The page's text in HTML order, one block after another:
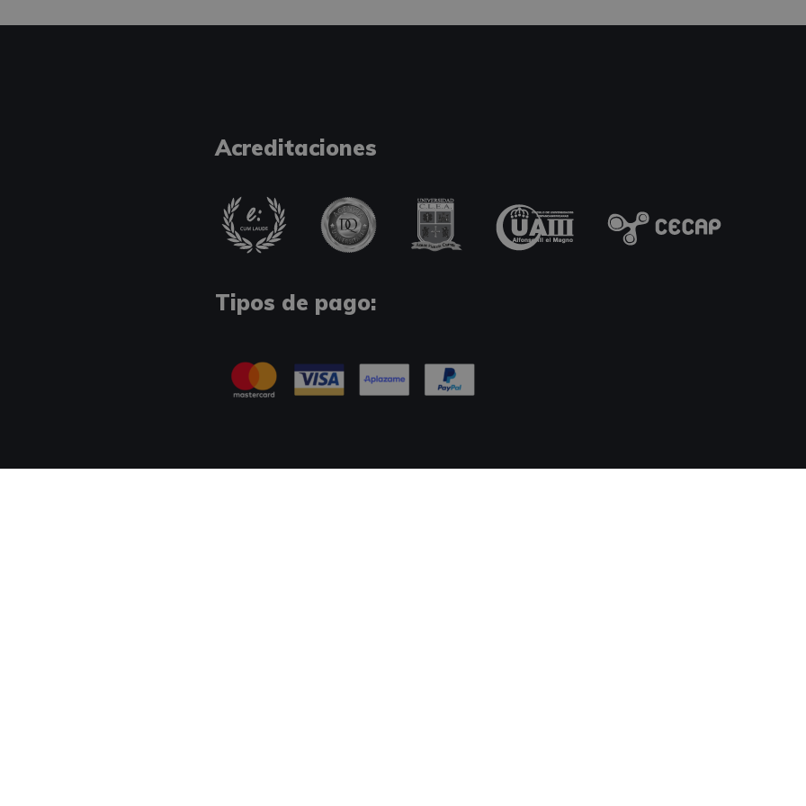
Acreditaciones
Tipos de pago: